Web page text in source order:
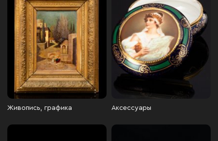
Живопись, графика Аксессуары